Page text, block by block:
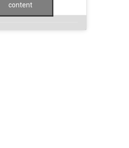
content